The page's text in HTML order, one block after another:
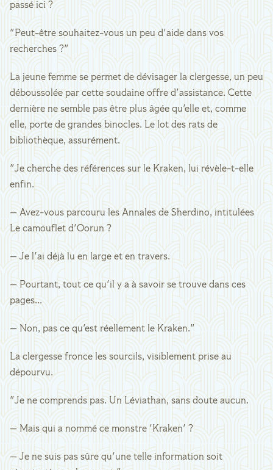
passé ici ?
"Peut-être souhaitez-vous un peu d'aide dans vos
recherches ?"
La jeune femme se permet de dévisager la clergesse, un peu
déboussolée par cette soudaine offre d'assistance. Cette
dernière ne semble pas être plus âgée qu'elle et, comme
elle, porte de grandes binocles. Le lot des rats de
bibliothèque, assurément.
"Je cherche des références sur le Kraken, lui révèle-t-elle
enfin.
— Avez-vous parcouru les Annales de Sherdino, intitulées
Le camouflet d'Oorun ?
— Je l'ai déjà lu en large et en travers.
— Pourtant, tout ce qu'il y a à savoir se trouve dans ces
pages...
— Non, pas ce qu'est réellement le Kraken."
La clergesse fronce les sourcils, visiblement prise au
dépourvu.
"Je ne comprends pas. Un Léviathan, sans doute aucun.
— Mais qui a nommé ce monstre 'Kraken' ?
— Je ne suis pas sûre qu'une telle information soit